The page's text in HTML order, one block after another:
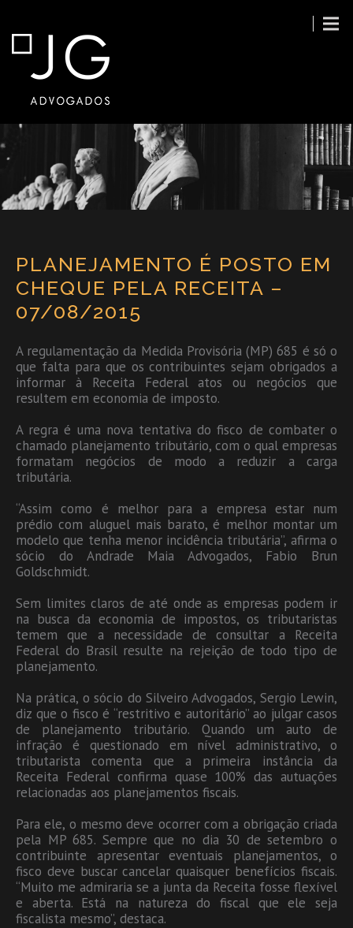
PLANEJAMENTO É POSTO EM
CHEQUE PELA RECEITA –
07/08/2015
A regulamentação da Medida Provisória (MP) 685 é só o
que falta para que os contribuintes sejam obrigados a
informar à Receita Federal atos ou negócios que
resultem em economia de imposto.
A regra é uma nova tentativa do fisco de combater o
chamado planejamento tributário, com o qual empresas
formatam negócios de modo a reduzir a carga
tributária.
“Assim como é melhor para a empresa estar num
prédio com aluguel mais barato, é melhor montar um
modelo que tenha menor incidência tributária”, afirma o
sócio do Andrade Maia Advogados, Fabio Brun
Goldschmidt.
Sem limites claros de até onde as empresas podem ir
na busca da economia de impostos, os tributaristas
temem que a necessidade de consultar a Receita
Federal do Brasil resulte na rejeição de todo tipo de
planejamento.
Na prática, o sócio do Silveiro Advogados, Sergio Lewin,
diz que o fisco é “restritivo e autoritário” ao julgar casos
de planejamento tributário. Quando um auto de
infração é questionado em nível administrativo, o
tributarista comenta que a primeira instância da
Receita Federal confirma quase 100% das autuações
relacionadas aos planejamentos fiscais.
Para ele, o mesmo deve ocorrer com a obrigação criada
pela MP 685. Sempre que no dia 30 de setembro o
contribuinte apresentar eventuais planejamentos, o
fisco deve buscar cancelar quaisquer benefícios fiscais.
“Muito me admiraria se a junta da Receita fosse flexível
e aberta. Está na natureza do fiscal que ele seja
fiscalista mesmo”, destaca.